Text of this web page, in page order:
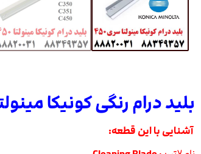
بلید درام رنگی کونیکا مینولتا 350 351
آشنایی با این قطعه: